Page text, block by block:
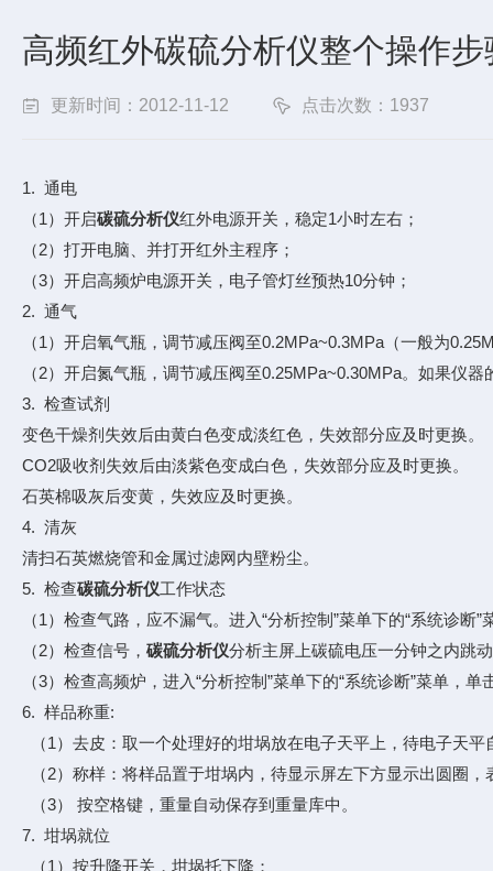
高频红外碳硫分析仪整个操作步
更新时间：2012-11-12 点击次数：1937
1. 通电
（1）开启碳硫分析仪红外电源开关，稳定1小时左右；
（2）打开电脑、并打开红外主程序；
（3）开启高频炉电源开关，电子管灯丝预热10分钟；
2. 通气
（1）开启氧气瓶，调节减压阀至0.2MPa~0.3MPa（一般为
（2）开启氮气瓶，调节减压阀至0.25MPa~0.30MPa。如果仪
3. 检查试剂
变色干燥剂失效后由黄白色变成淡红色，失效部分应及时更换。
CO2吸收剂失效后由淡紫色变成白色，失效部分应及时更换。
石英棉吸灰后变黄，失效应及时更换。
4. 清灰
清扫石英燃烧管和金属过滤网内壁粉尘。
5. 检查碳硫分析仪工作状态
（1）检查气路，应不漏气。进入“分析控制”菜单下的“系统诊
（2）检查信号， 碳硫分析仪分析主屏上碳硫电压一分钟之内跳
（3）检查高频炉，进入“分析控制”菜单下的“系统诊断”菜单，单
6. 样品称重:
（1）去皮：取一个处理好的坩埚放在电子天平上，待电子天
（2）称样：将样品置于坩埚内，待显示屏左下方显示出圆圈，
（3） 按空格键，重量自动保存到重量库中。
7. 坩埚就位
（1）按升降开关，坩埚托下降；